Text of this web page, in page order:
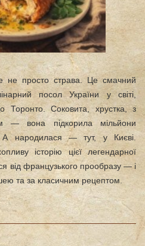
просто страва. Це смачний
посол України у світі,
Торонто. Соковита, хрустка, з
— вона підкорила мільйони
А народилася — тут, у Києві.
історію цієї легендарної
від французького прообразу — і
та за класичним рецептом.